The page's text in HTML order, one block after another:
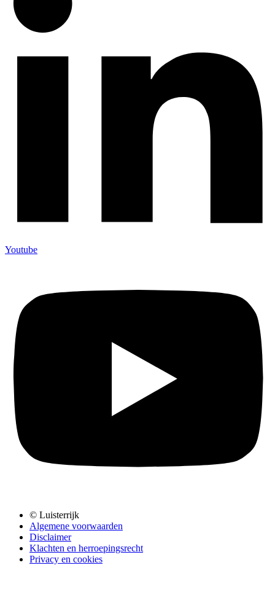
Youtube
© Luisterrijk
Algemene voorwaarden
Disclaimer
Klachten en herroepingsrecht
Privacy en cookies